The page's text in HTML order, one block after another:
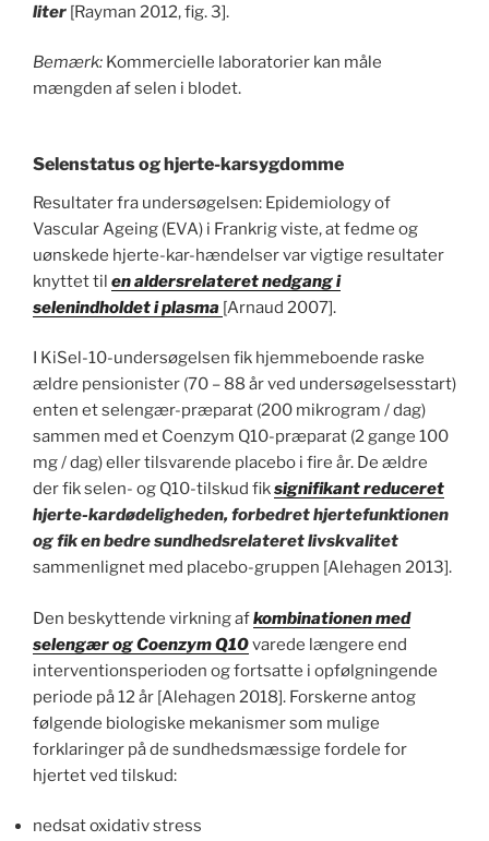
liter [Rayman 2012, fig. 3].
Bemærk: Kommercielle laboratorier kan måle
mængden af selen i blodet.
Selenstatus og hjerte-karsygdomme
Resultater fra undersøgelsen: Epidemiology of
Vascular Ageing (EVA) i Frankrig viste, at fedme og
uønskede hjerte-kar-hændelser var vigtige resultater
knyttet til en aldersrelateret nedgang i
selenindholdet i plasma [Arnaud 2007].
I KiSel-10-undersøgelsen fik hjemmeboende raske
ældre pensionister (70 – 88 år ved undersøgelsesstart)
enten et selengær-præparat (200 mikrogram / dag)
sammen med et Coenzym Q10-præparat (2 gange 100
mg / dag) eller tilsvarende placebo i fire år. De ældre
der fik selen- og Q10-tilskud fiksignifikant reduceret
hjerte-kardødeligheden, forbedret hjertefunktionen
og fik en bedre sundhedsrelateret livskvalitet
sammenlignet med placebo-gruppen [Alehagen 2013].
Den beskyttende virkning afkombinationen med
selengær og Coenzym Q10varede længere end
interventionsperioden og fortsatte i opfølgningende
periode på 12 år [Alehagen 2018]. Forskerne antog
følgende biologiske mekanismer som mulige
forklaringer på de sundhedsmæssige fordele for
hjertet ved tilskud:
nedsat oxidativ stress